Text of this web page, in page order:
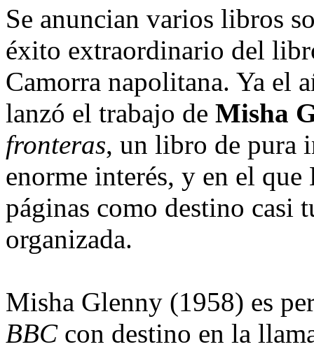
Se anuncian varios libros
éxito extraordinario del
Camorra napolitana. Ya el
lanzó el trabajo de Misha
fronteras, un libro de pura
enorme interés, y en el que
páginas como destino casi
organizada.
Misha Glenny (1958) es
BBCcon destino en la